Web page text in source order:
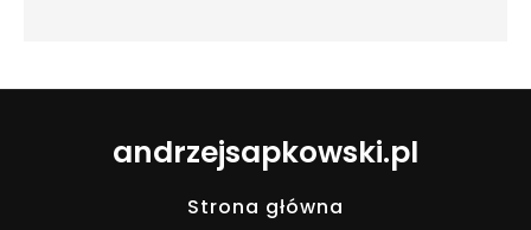
andrzejsapkowski.pl
Strona główna